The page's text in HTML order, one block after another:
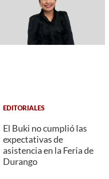
EDITORIALES
El Buki no cumplió las
expectativas de
asistencia en la Feria de
Durango